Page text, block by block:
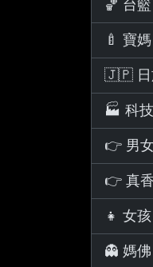
🏀 台
🍼 寶
🇯🇵 日
🏭 科
👉 男
👉 真
👧 女
👻 媽